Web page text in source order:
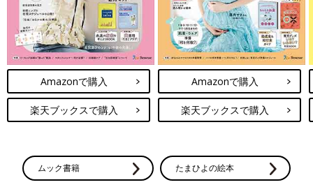
Amazonで購入
楽天ブックスで購入
Amazonで購入
楽天ブックスで購入
ムック書籍 たまひよの絵本